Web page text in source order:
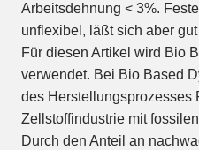
Arbeitsdehnung < 3%.
unflexibel, läßt sich aber
Für diesen Artikel wird Bio
verwendet. Bei Bio Based
des Herstellungsprozesses
Zellstoffindustrie mit
Durch den Anteil an